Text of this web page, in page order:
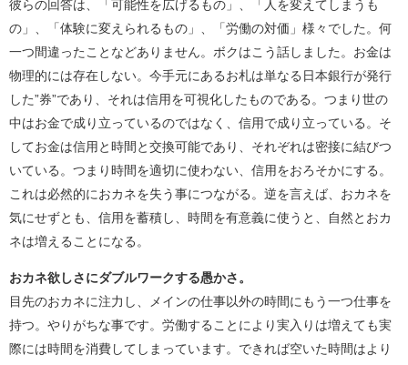
彼らの回答は、「可能性を広げるもの」、「人を変えてしまうも
の」、「体験に変えられるもの」、「労働の対価」様々でした。何
一つ間違ったことなどありません。ボクはこう話しました。お金は
物理的には存在しない。今手元にあるお札は単なる日本銀行が発行
した”券”であり、それは信用を可視化したものである。つまり世の
中はお金で成り立っているのではなく、信用で成り立っている。そ
してお金は信用と時間と交換可能であり、それぞれは密接に結びつ
いている。つまり時間を適切に使わない、信用をおろそかにする。
これは必然的におカネを失う事につながる。逆を言えば、おカネを
気にせずとも、信用を蓄積し、時間を有意義に使うと、自然とおカ
ネは増えることになる。
おカネ欲しさにダブルワークする愚かさ。
目先のおカネに注力し、メインの仕事以外の時間にもう一つ仕事を
持つ。やりがちな事です。労働することにより実入りは増えても実
際には時間を消費してしまっています。できれば空いた時間はより